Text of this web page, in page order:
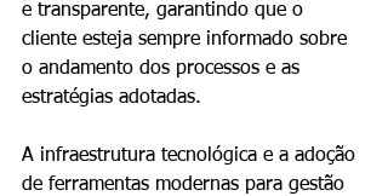
e transparente, garantindo que o
cliente esteja sempre informado sobre
o andamento dos processos e as
estratégias adotadas.
A infraestrutura tecnológica e a adoção
de ferramentas modernas para gestão